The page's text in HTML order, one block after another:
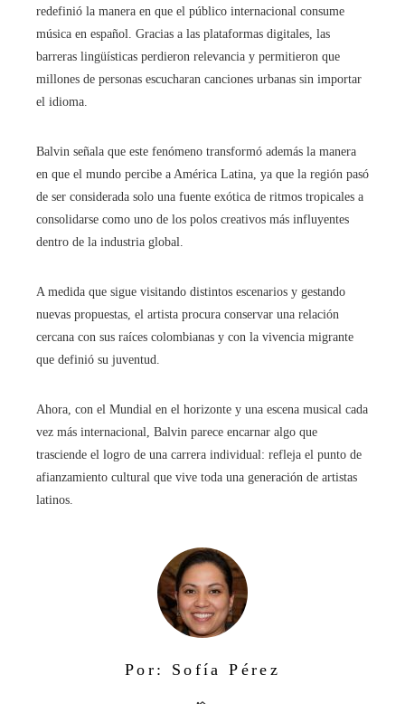
redefinió la manera en que el público internacional consume
música en español. Gracias a las plataformas digitales, las
barreras lingüísticas perdieron relevancia y permitieron que
millones de personas escucharan canciones urbanas sin importar
el idioma.
Balvin señala que este fenómeno transformó además la manera
en que el mundo percibe a América Latina, ya que la región pasó
de ser considerada solo una fuente exótica de ritmos tropicales a
consolidarse como uno de los polos creativos más influyentes
dentro de la industria global.
A medida que sigue visitando distintos escenarios y gestando
nuevas propuestas, el artista procura conservar una relación
cercana con sus raíces colombianas y con la vivencia migrante
que definió su juventud.
Ahora, con el Mundial en el horizonte y una escena musical cada
vez más internacional, Balvin parece encarnar algo que
trasciende el logro de una carrera individual: refleja el punto de
afianzamiento cultural que vive toda una generación de artistas
latinos.
Por: Sofía Pérez